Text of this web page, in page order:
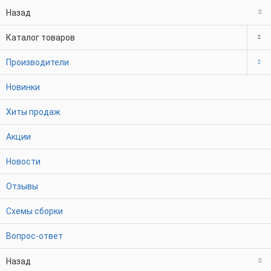
Назад
Каталог товаров
Производители
Новинки
Хиты продаж
Акции
Новости
Отзывы
Схемы сборки
Вопрос-ответ
Назад